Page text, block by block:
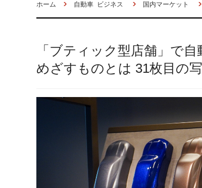
ホーム 自動車 ビジネス 国内マーケット
「ブティック型店舗」で
めざすものとは 31枚目の